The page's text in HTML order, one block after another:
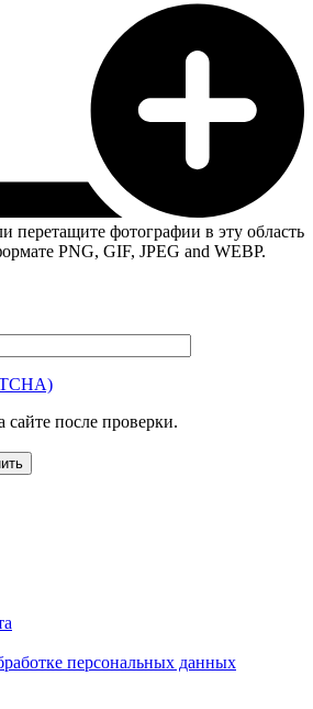
перетащите фотографии в эту область
PNG, GIF, JPEG and WEBP.
после проверки.
персональных данных